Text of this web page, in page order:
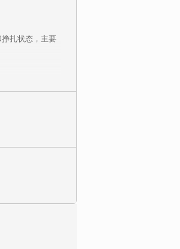
扎状态，主要
高级项目经
分考虑互联网